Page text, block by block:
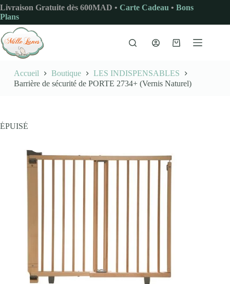
Passer
au
contenu
Livraison Gratuite dès 600MAD • Carte Cadeau • Bons
Plans
Panier
Accueil Boutique
LES INDISPENSABLES
Barrière de sécurité de PORTE 2734+ (Vernis Naturel)
ÉPUISÉ